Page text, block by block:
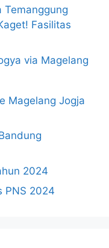
Temanggung
Fasilitas
via Magelang
Magelang Jogja
2024
PNS 2024